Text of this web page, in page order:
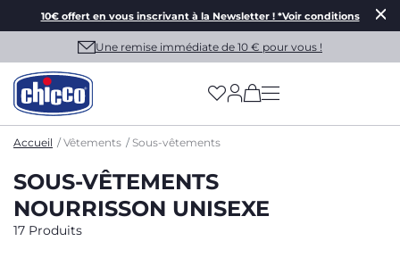
10€ offert en vous inscrivant à la Newsletter ! *Voir conditions
Une remise immédiate de 10 € pour vous !
(has more options
Accueil Vêtements Sous-vêtements
SOUS-VÊTEMENTS
NOURRISSON UNISEXE
17 Produits